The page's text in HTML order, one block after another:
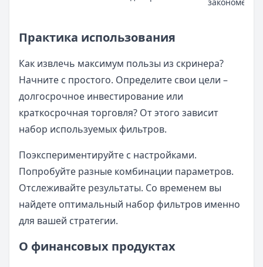
Практика использования
Как извлечь максимум пользы из скринера?
Начните с простого. Определите свои цели –
долгосрочное инвестирование или
краткосрочная торговля? От этого зависит
набор используемых фильтров.
Поэкспериментируйте с настройками.
Попробуйте разные комбинации параметров.
Отслеживайте результаты. Со временем вы
найдете оптимальный набор фильтров именно
для вашей стратегии.
О финансовых продуктах